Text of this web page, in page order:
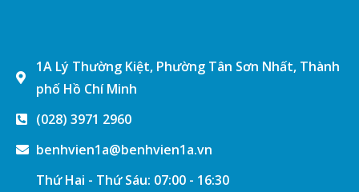
1A Lý Thường Kiệt, Phường Tân Sơn Nhất, Thành
phố Hồ Chí Minh
(028) 3971 2960
benhvien1a@benhvien1a.vn
Thứ Hai - Thứ Sáu: 07:00 - 16:30